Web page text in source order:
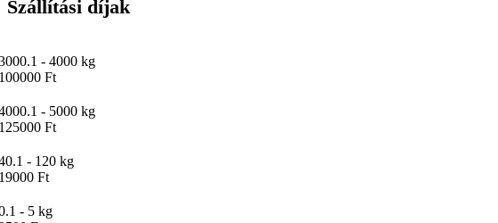
Szállítási díjak
- 4000 kg
Ft
- 5000 kg
Ft
- 120 kg
Ft
- 5 kg